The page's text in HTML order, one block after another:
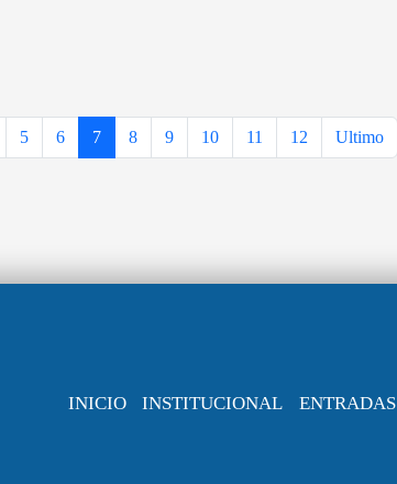
5 6 7 8 9 10 11 12 Ultimo
INICIO INSTITUCIONAL ENTRADAS